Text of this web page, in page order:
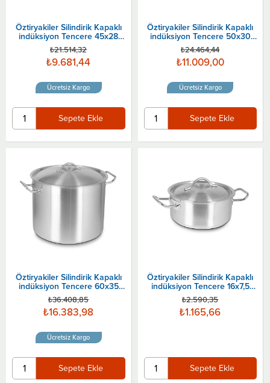
Öztiryakiler Silindirik Kapaklı
indüksiyon Tencere 45x28
Cm
₺9.681,44
₺21.514,32
Sepete Ekle
Ücretsiz Kargo
Öztiryakiler Silindirik Kapaklı
indüksiyon Tencere 50x30
Cm
₺11.009,00
₺24.464,44
Sepete Ekle
Ücretsiz Kargo
Öztiryakiler Silindirik Kapaklı
indüksiyon Tencere 60x35
Cm
₺16.383,98
₺36.408,85
Sepete Ekle
Ücretsiz Kargo
Öztiryakiler Silindirik Kapaklı
indüksiyon Tencere 16x7,5
Cm
₺1.165,66
₺2.590,35
Sepete Ekle